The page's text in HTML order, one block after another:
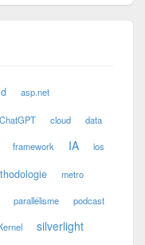
asp.net
ChatGPT cloud data
framework IA ios
metro
parallélisme podcast
silverlight